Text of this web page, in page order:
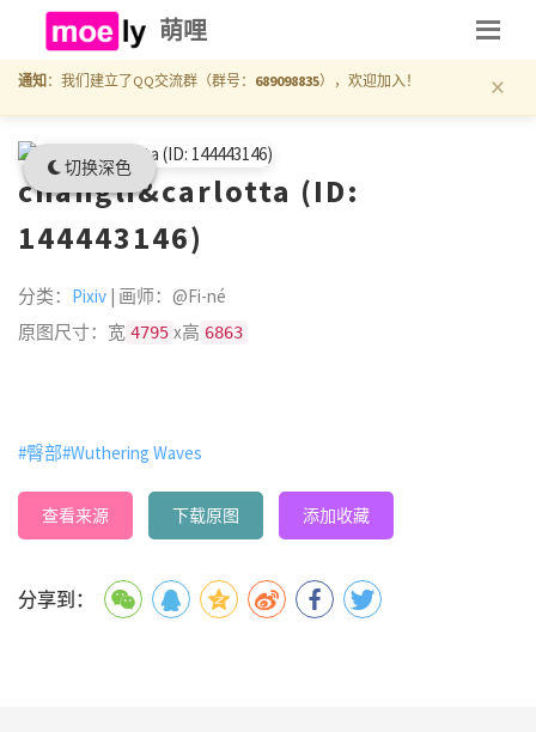
切换深色
萌哩
通知 ：我们建立了QQ交流群（群号： 689098835），欢迎加入！ ×
changli&carlotta (ID:
144443146)
分类： Pixiv | 画师：@Fi-né
原图尺寸：宽 4795 x高 6863
#臀部#Wuthering Waves
查看来源 下载原图 添加收藏
分享到：